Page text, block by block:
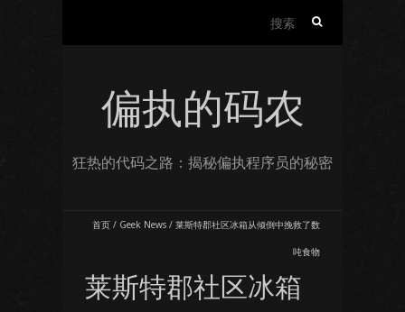
偏执的码农
狂热的代码之路：揭秘偏执程序员的秘密
首页 / Geek News / 莱斯特郡社区冰箱从倾倒中挽救了数
吨食物
莱斯特郡社区冰箱